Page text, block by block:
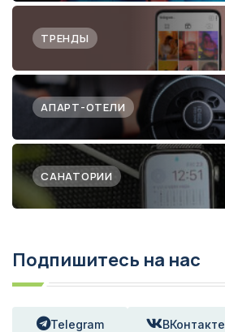
ТРЕНДЫ
АПАРТ-ОТЕЛИ
САНАТОРИИ
Подпишитесь на нас
Telegram ВКонтакте